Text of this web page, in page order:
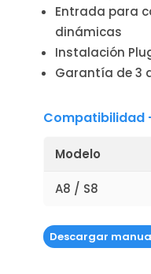
Entrada para
dinámicas
Instalación
Garantía de 3
Compatibilidad
Modelo
A8 / S8
Descargar